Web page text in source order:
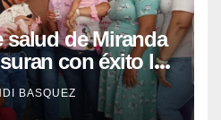
salud de Miranda
con éxito la
de la Lactancia
BASQUEZ